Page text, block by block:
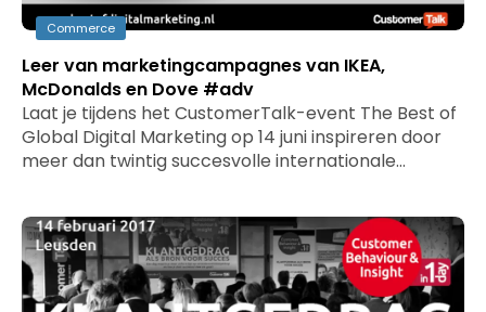
Commerce
Leer van marketingcampagnes van IKEA,
McDonalds en Dove #adv
Laat je tijdens het CustomerTalk-event The Best of
Global Digital Marketing op 14 juni inspireren door
meer dan twintig succesvolle internationale…